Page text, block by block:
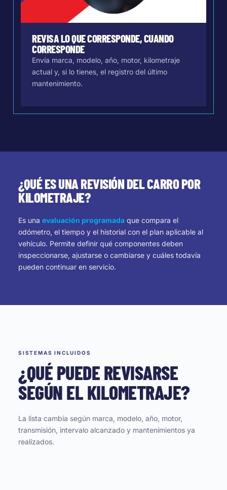
REVISA LO QUE CORRESPONDE, CUANDO
CORRESPONDE
Envía marca, modelo, año, motor, kilometraje
actual y, si lo tienes, el registro del último
mantenimiento.
¿QUÉ ES UNA REVISIÓN DEL CARRO POR
KILOMETRAJE?
Es una evaluación programada que compara el
odómetro, el tiempo y el historial con el plan aplicable al
vehículo. Permite definir qué componentes deben
inspeccionarse, ajustarse o cambiarse y cuáles todavía
pueden continuar en servicio.
SISTEMAS INCLUIDOS
¿QUÉ PUEDE REVISARSE
SEGÚN EL KILOMETRAJE?
La lista cambia según marca, modelo, año, motor,
transmisión, intervalo alcanzado y mantenimientos ya
realizados.